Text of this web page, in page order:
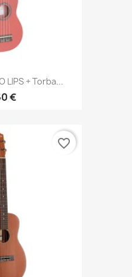
LIPS + Torba...
€
favorite_border